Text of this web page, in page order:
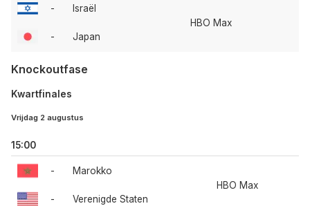
-
-
Israël
Japan
HBO Max
Knockoutfase
Kwartfinales
Vrijdag 2 augustus
15:00
-
-
Marokko
Verenigde Staten
HBO Max